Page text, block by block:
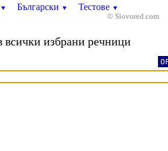
▼ Български ▼ Тестове ▼
© Slovored.com
всички избрани речници